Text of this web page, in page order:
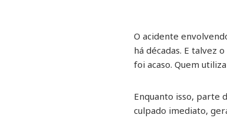
O acidente
há décadas. E talvez
foi acaso. Quem
Enquanto isso, parte
culpado imediato,